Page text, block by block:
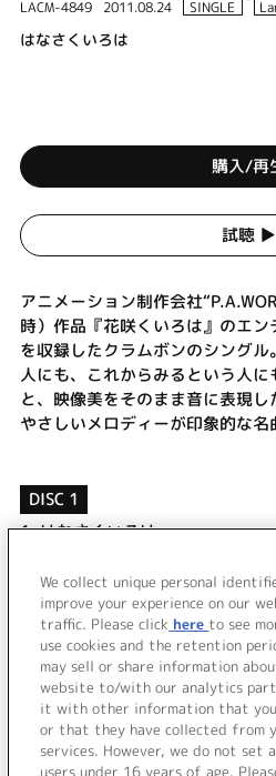
LACM-4849 2011.08.24 SINGLE
はなさくいろは
購入/再
試聴 ▶︎
アニメーション制作会社
時）作品『花咲くいろは』のエ
を収録したクラムボンのシング
人にも、これからみるという人
と、映像美をそのまま音に表現
やさしいメロディーが印象的な名
DISC 1
1.はなさくいろは
はなさくいろは (TV SIZE)
はなさくいろは
＜ BACK
We collect unique personal
improve your experience on our
traffic. Please click here to see
use cookies and the retention
may sell or share information
website to/with our analytics
it with other information that
or that they have collected from
services. However, we do not set
users under 16 years of age.